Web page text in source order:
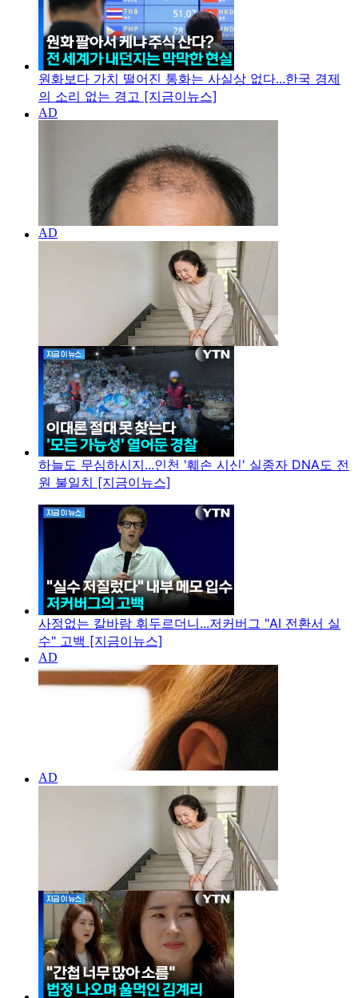
원화보다 가치 떨어진 통화는 사실상 없다...한국 경제
의 소리 없는 경고 [지금이뉴스]
하늘도 무심하시지...인천 '훼손 시신' 실종자 DNA도 전
원 불일치 [지금이뉴스]
사정없는 칼바람 휘두르더니...저커버그 "AI 전환서 실
수" 고백 [지금이뉴스]